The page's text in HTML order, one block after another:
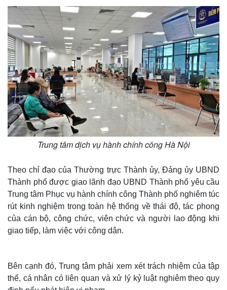
Trung tâm dịch vụ hành chính công Hà Nội
Theo chỉ đạo của Thường trực Thành ủy, Đảng ủy UBND
Thành phố được giao lãnh đạo UBND Thành phố yêu cầu
Trung tâm Phục vụ hành chính công Thành phố nghiêm túc
rút kinh nghiệm trong toàn hệ thống về thái độ, tác phong
của cán bộ, công chức, viên chức và người lao động khi
giao tiếp, làm việc với công dân.
Bên cạnh đó, Trung tâm phải xem xét trách nhiệm của tập
thể, cá nhân có liên quan và xử lý kỷ luật nghiêm theo quy